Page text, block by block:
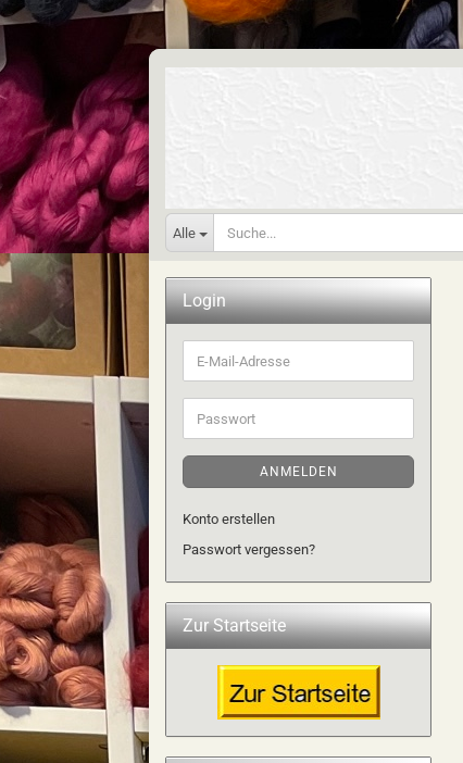
Alle
Login
E-
Mail-
Adresse
Passwort
ANMELDEN
Konto erstellen
Passwort vergessen?
Zur Startseite